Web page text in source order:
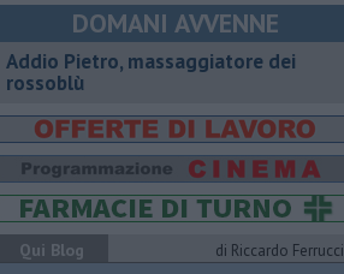
DOMANI AVVENNE
Addio Pietro, massaggiatore dei
rossoblù
Qui Blog
di Riccardo Ferrucci